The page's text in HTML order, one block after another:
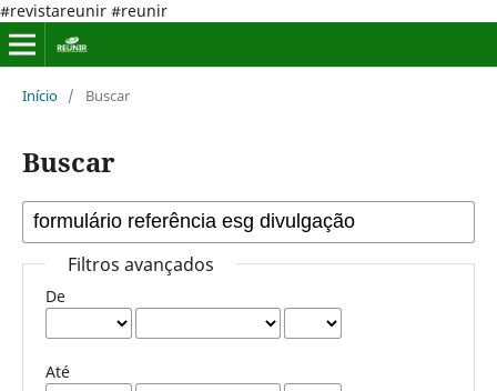
#revistareunir #reunir
Início / Buscar
Buscar
Filtros avançados
De
Até